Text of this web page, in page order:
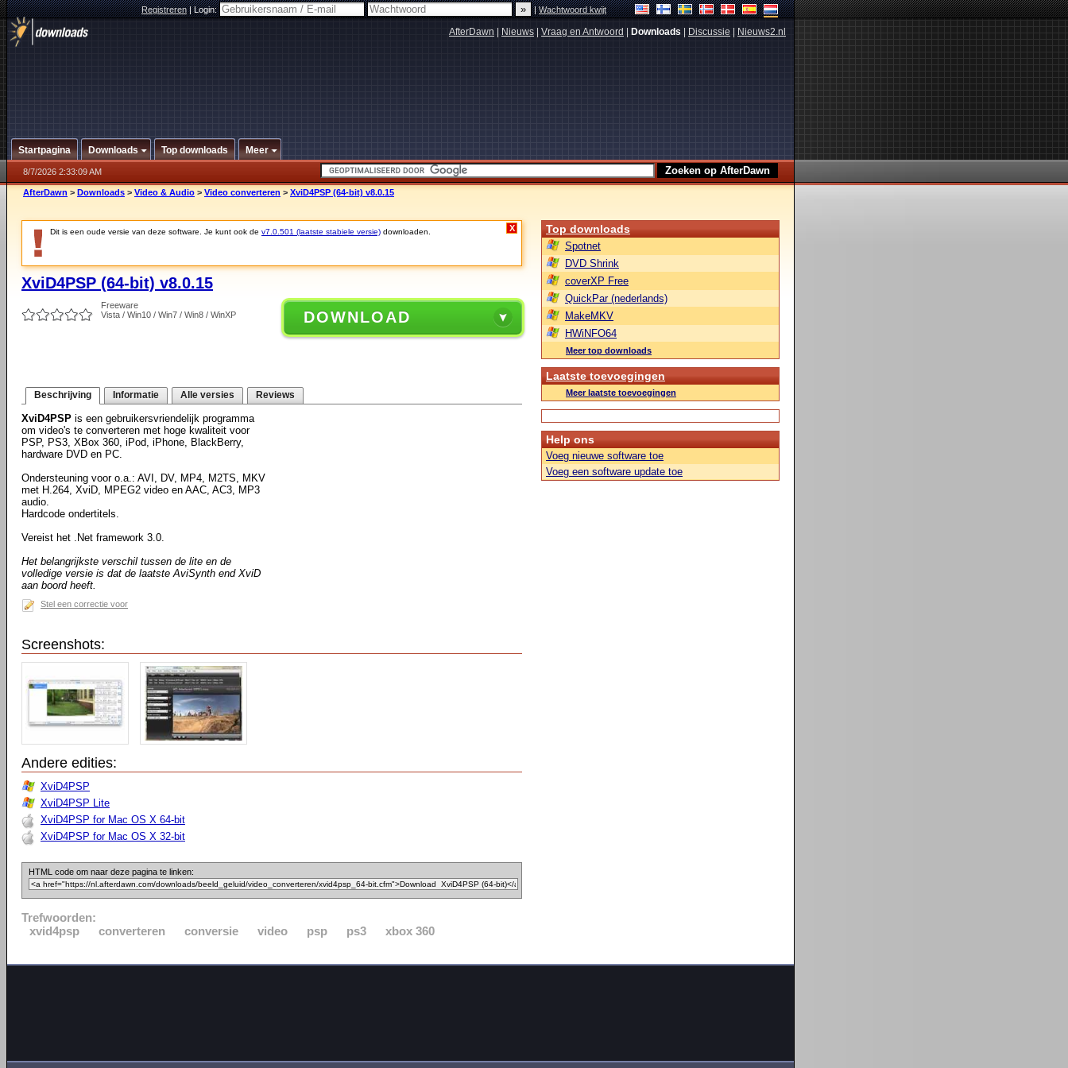
Registreren|Login: |Wachtwoord kwijt
AfterDawn Nieuws Vraag en Antwoord Downloads Discussie Nieuws2.nl
Startpagina Downloads Top downloads Meer
8/7/2026 2:33:09 AM
AfterDawn > Downloads > Video & Audio > Video converteren > XviD4PSP (64-bit) v8.0.15
Dit is een oude versie van deze software. Je kunt ook de v7.0.501 (laatste stabiele versie) downloaden. X
XviD4PSP (64-bit) v8.0.15
Freeware
Vista / Win10 / Win7 / Win8 / WinXP
DOWNLOAD
Beschrijving Informatie Alle versies Reviews
XviD4PSP is een gebruikersvriendelijk programma
om video's te converteren met hoge kwaliteit voor
PSP, PS3, XBox 360, iPod, iPhone, BlackBerry,
hardware DVD en PC.
Ondersteuning voor o.a.: AVI, DV, MP4, M2TS, MKV
met H.264, XviD, MPEG2 video en AAC, AC3, MP3
audio.
Hardcode ondertitels.
Vereist het .Net framework 3.0.
Het belangrijkste verschil tussen de lite en de
volledige versie is dat de laatste AviSynth end XviD
aan boord heeft.
Stel een correctie voor
Screenshots:
Andere edities:
XviD4PSP
XviD4PSP Lite
XviD4PSP for Mac OS X 64-bit
XviD4PSP for Mac OS X 32-bit
HTML code om naar deze pagina te linken:
Trefwoorden:
xvid4psp
converteren conversie video psp ps3 xbox 360
Top downloads
Spotnet
DVD Shrink
coverXP Free
QuickPar (nederlands)
MakeMKV
HWiNFO64
Meer top downloads
Laatste toevoegingen
Meer laatste toevoegingen
Help ons
Voeg nieuwe software toe
Voeg een software update toe